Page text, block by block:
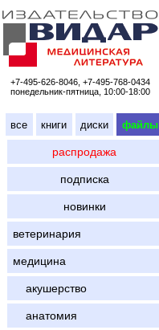
+7-495-626-8046, +7-495-768-0434
понедельник-пятница, 10:00-18:00
все книги диски файлы
распродажа
подписка
новинки
ветеринария
медицина
акушерство
анатомия